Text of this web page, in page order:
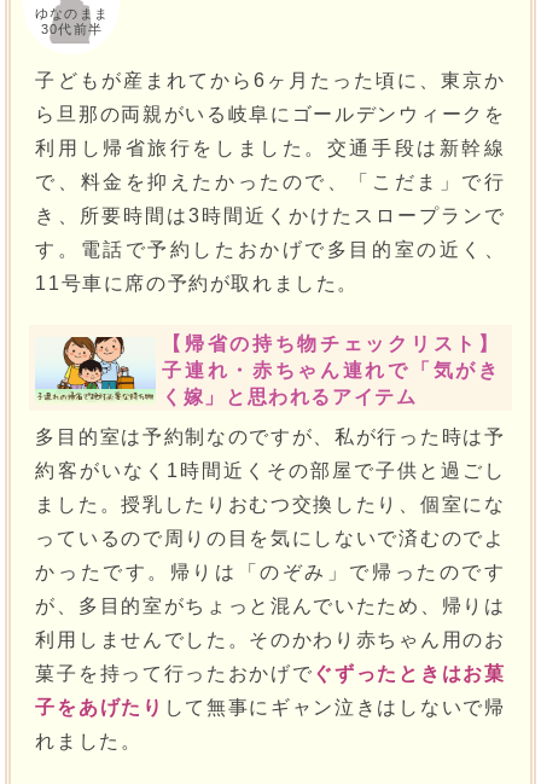
ゆなのまま
30代前半
子どもが産まれてから6ヶ月たった頃に、東京か
ら旦那の両親がいる岐阜にゴールデンウィークを
利用し帰省旅行をしました。交通手段は新幹線
で、料金を抑えたかったので、「こだま」で行
き、所要時間は3時間近くかけたスロープランで
す。電話で予約したおかげで多目的室の近く、
11号車に席の予約が取れました。
【帰省の持ち物チェックリスト】
子連れ・赤ちゃん連れで「気がき
く嫁」と思われるアイテム
多目的室は予約制なのですが、私が行った時は予
約客がいなく1時間近くその部屋で子供と過ごし
ました。授乳したりおむつ交換したり、個室にな
っているので周りの目を気にしないで済むのでよ
かったです。帰りは「のぞみ」で帰ったのです
が、多目的室がちょっと混んでいたため、帰りは
利用しませんでした。そのかわり赤ちゃん用のお
菓子を持って行ったおかげで ぐずったときはお菓
子をあげたり して無事にギャン泣きはしないで帰
れました。